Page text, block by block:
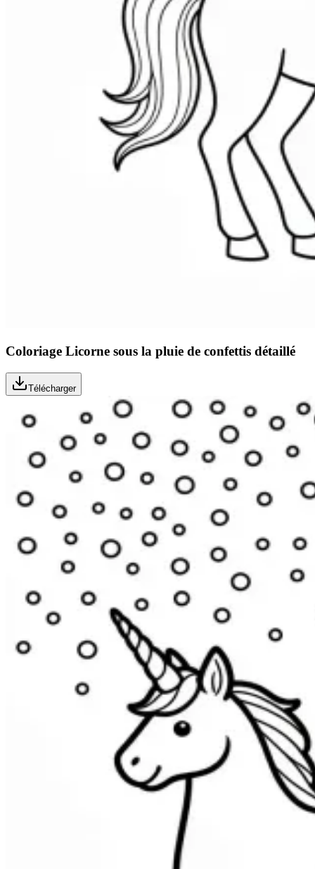
Coloriage Licorne sous la pluie de confettis détaillé
Télécharger